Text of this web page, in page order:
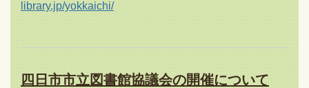
library.jp/yokkaichi/
四日市市立図書館協議会の開催について